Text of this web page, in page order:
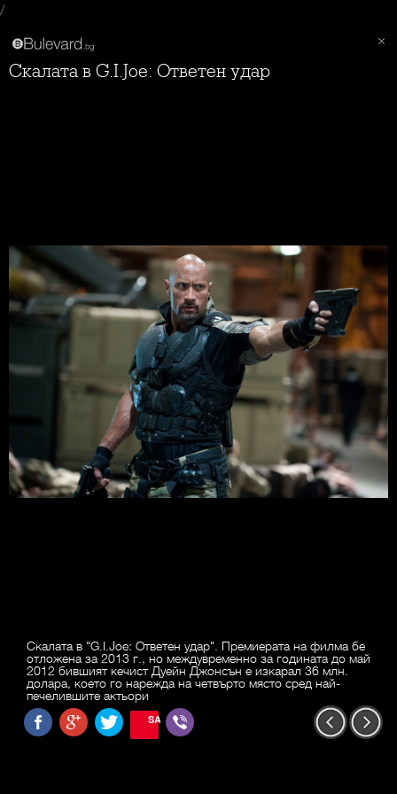
/
Скалата в G.I.Joe: Ответен удар
Скалата в "G.I.Joe: Ответен удар". Премиерата на филма бе
отложена за 2013 г., но междувременно за годината до май
2012 бившият кечист Дуейн Джонсън е изкарал 36 млн.
долара, което го нарежда на четвърто място сред най-
печелившите актьори
SAVE